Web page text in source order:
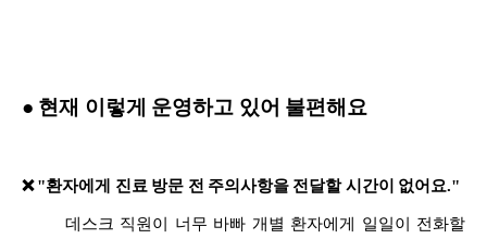
● 현재 이렇게 운영하고 있어 불편해요
❌ "환자에게 진료 방문 전 주의사항을 전달할 시간이 없어요."
데스크 직원이 너무 바빠 개별 환자에게 일일이 전화할